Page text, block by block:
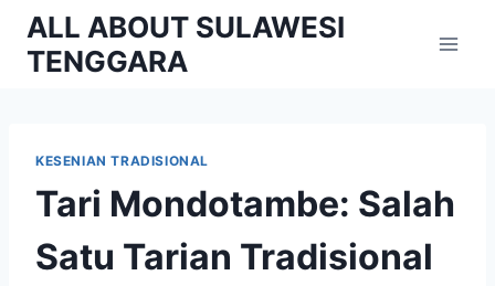
Skip
content
ALL ABOUT SULAWESI
TENGGARA
KESENIAN TRADISIONAL
Tari Mondotambe: Salah
Satu Tarian Tradisional